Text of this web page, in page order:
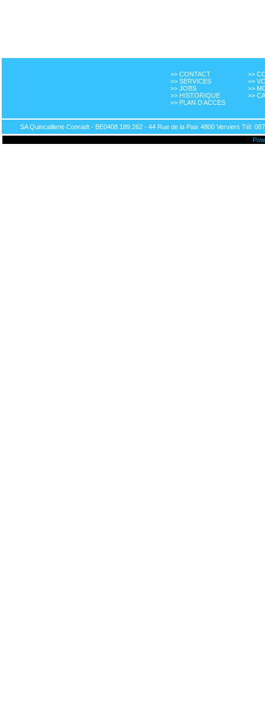
>> CONTACT
>> SERVICES
>> JOBS
>> HISTORIQUE
>> PLAN D ACCES
>>
>>
>>
>>
SA Quincaillerie Conradt - BE0408.189.262 - 44 Rue de la Paix 4800 Verviers Tél: